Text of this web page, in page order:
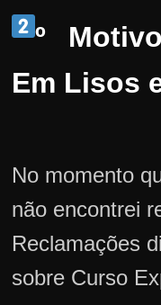
º
Em Lisos
No momento
não encontrei
Reclamações
sobre Curso